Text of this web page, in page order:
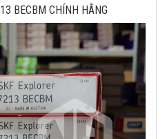
BECBM CHÍNH HÃNG